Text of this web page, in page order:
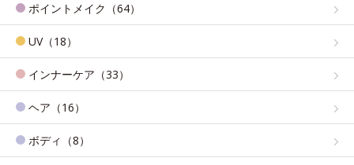
ポイントメイク（64）
UV（18）
インナーケア（33）
ヘア（16）
ボディ（8）